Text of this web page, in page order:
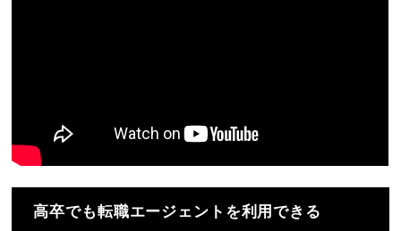
高卒でも転職エージェントを利用できる